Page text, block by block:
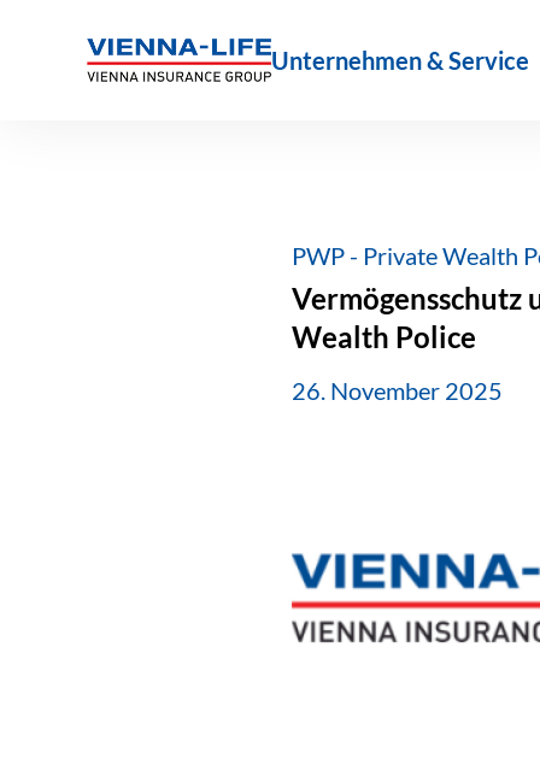
Unternehmen & Service
PWP - Private Wealth
Vermögensschutz
Wealth Police
26. November 2025